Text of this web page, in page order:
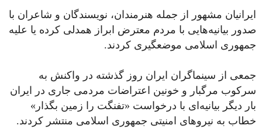
ایرانیان مشهور از جمله هنرمندان، نویسندگان و شاعران با
صدور بیانیه‌هایی با مردم معترض ابراز همدلی کرده یا علیه
جمهوری اسلامی موضعگیری کردند.
جمعی از سینماگران ایران روز گذشته در واکنش به
سرکوب مرگبار و خونین اعتراضات مردمی جاری در ایران
بار دیگر بیانیه‌ای با درخواست «تفنگت را زمین بگذار»
خطاب به نیروهای امنیتی جمهوری اسلامی منتشر کردند.